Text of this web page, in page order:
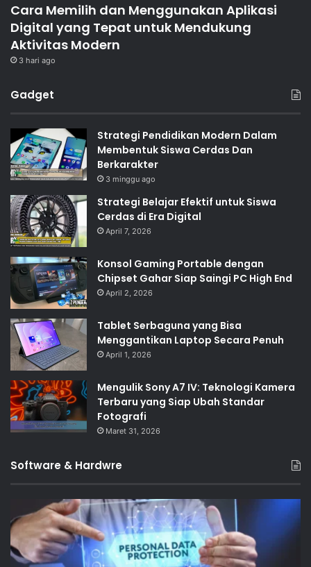
Cara Memilih dan Menggunakan Aplikasi
Digital yang Tepat untuk Mendukung
Aktivitas Modern
3 hari ago
Gadget
Strategi Pendidikan Modern Dalam
Membentuk Siswa Cerdas Dan
Berkarakter
3 minggu ago
Strategi Belajar Efektif untuk Siswa
Cerdas di Era Digital
April 7, 2026
Konsol Gaming Portable dengan
Chipset Gahar Siap Saingi PC High End
April 2, 2026
Tablet Serbaguna yang Bisa
Menggantikan Laptop Secara Penuh
April 1, 2026
Mengulik Sony A7 IV: Teknologi Kamera
Terbaru yang Siap Ubah Standar
Fotografi
Maret 31, 2026
Software & Hardwre